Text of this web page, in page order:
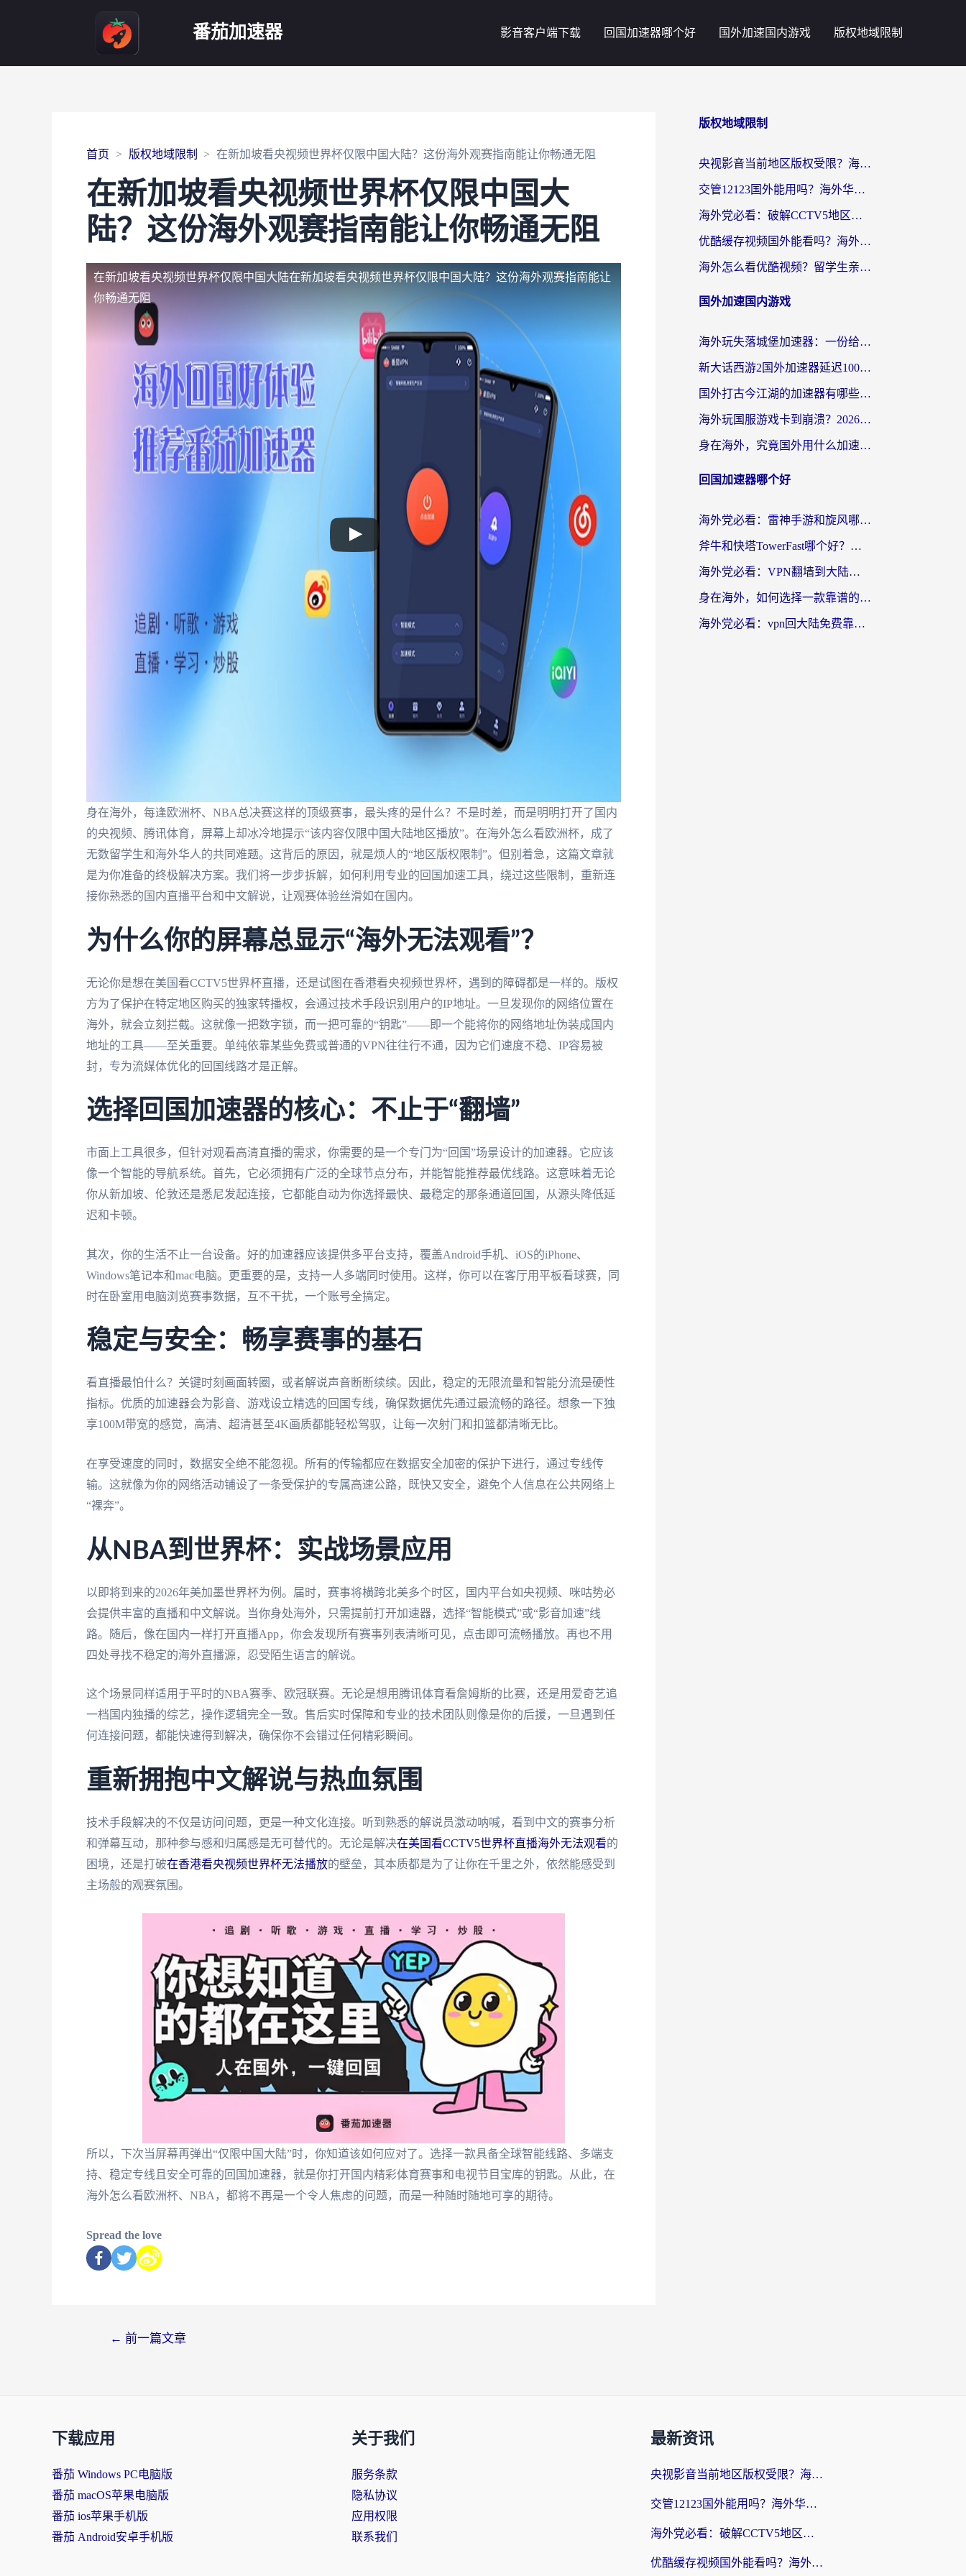
番茄加速器 影音客户端下载 回国加速器哪个好 国外加速国内游戏 版权地域限制
首页 版权地域限制 在新加坡看央视频世界杯仅限中国大陆？这份海外观赛指南能让你畅通无阻
在新加坡看央视频世界杯仅限中国大
陆？这份海外观赛指南能让你畅通无阻
在新加坡看央视频世界杯仅限中国大陆在新加坡看央视频世界杯仅限中国大陆？这份海外观赛指南能让
你畅通无阻
身在海外，每逢欧洲杯、NBA总决赛这样的顶级赛事，最头疼的是什么？不是时差，而是明明打开了国内
的央视频、腾讯体育，屏幕上却冰冷地提示“该内容仅限中国大陆地区播放”。在海外怎么看欧洲杯，成了
无数留学生和海外华人的共同难题。这背后的原因，就是烦人的“地区版权限制”。但别着急，这篇文章就
是为你准备的终极解决方案。我们将一步步拆解，如何利用专业的回国加速工具，绕过这些限制，重新连
接你熟悉的国内直播平台和中文解说，让观赛体验丝滑如在国内。
为什么你的屏幕总显示“海外无法观看”？
无论你是想在美国看CCTV5世界杯直播，还是试图在香港看央视频世界杯，遇到的障碍都是一样的。版权
方为了保护在特定地区购买的独家转播权，会通过技术手段识别用户的IP地址。一旦发现你的网络位置在
海外，就会立刻拦截。这就像一把数字锁，而一把可靠的“钥匙”——即一个能将你的网络地址伪装成国内
地址的工具——至关重要。单纯依靠某些免费或普通的VPN往往行不通，因为它们速度不稳、IP容易被
封，专为流媒体优化的回国线路才是正解。
选择回国加速器的核心：不止于“翻墙”
市面上工具很多，但针对观看高清直播的需求，你需要的是一个专门为“回国”场景设计的加速器。它应该
像一个智能的导航系统。首先，它必须拥有广泛的全球节点分布，并能智能推荐最优线路。这意味着无论
你从新加坡、伦敦还是悉尼发起连接，它都能自动为你选择最快、最稳定的那条通道回国，从源头降低延
迟和卡顿。
其次，你的生活不止一台设备。好的加速器应该提供多平台支持，覆盖Android手机、iOS的iPhone、
Windows笔记本和mac电脑。更重要的是，支持一人多端同时使用。这样，你可以在客厅用平板看球赛，同
时在卧室用电脑浏览赛事数据，互不干扰，一个账号全搞定。
稳定与安全：畅享赛事的基石
看直播最怕什么？关键时刻画面转圈，或者解说声音断断续续。因此，稳定的无限流量和智能分流是硬性
指标。优质的加速器会为影音、游戏设立精选的回国专线，确保数据优先通过最流畅的路径。想象一下独
享100M带宽的感觉，高清、超清甚至4K画质都能轻松驾驭，让每一次射门和扣篮都清晰无比。
在享受速度的同时，数据安全绝不能忽视。所有的传输都应在数据安全加密的保护下进行，通过专线传
输。这就像为你的网络活动铺设了一条受保护的专属高速公路，既快又安全，避免个人信息在公共网络上
“裸奔”。
从NBA到世界杯：实战场景应用
以即将到来的2026年美加墨世界杯为例。届时，赛事将横跨北美多个时区，国内平台如央视频、咪咕势必
会提供丰富的直播和中文解说。当你身处海外，只需提前打开加速器，选择“智能模式”或“影音加速”线
路。随后，像在国内一样打开直播App，你会发现所有赛事列表清晰可见，点击即可流畅播放。再也不用
四处寻找不稳定的海外直播源，忍受陌生语言的解说。
这个场景同样适用于平时的NBA赛季、欧冠联赛。无论是想用腾讯体育看詹姆斯的比赛，还是用爱奇艺追
一档国内独播的综艺，操作逻辑完全一致。售后实时保障和专业的技术团队则像是你的后援，一旦遇到任
何连接问题，都能快速得到解决，确保你不会错过任何精彩瞬间。
重新拥抱中文解说与热血氛围
技术手段解决的不仅是访问问题，更是一种文化连接。听到熟悉的解说员激动呐喊，看到中文的赛事分析
和弹幕互动，那种参与感和归属感是无可替代的。无论是解决在美国看CCTV5世界杯直播海外无法观看的
困境，还是打破在香港看央视频世界杯无法播放的壁垒，其本质都是为了让你在千里之外，依然能感受到
主场般的观赛氛围。
所以，下次当屏幕再弹出“仅限中国大陆”时，你知道该如何应对了。选择一款具备全球智能线路、多端支
持、稳定专线且安全可靠的回国加速器，就是你打开国内精彩体育赛事和电视节目宝库的钥匙。从此，在
海外怎么看欧洲杯、NBA，都将不再是一个令人焦虑的问题，而是一种随时随地可享的期待。
Spread the love
← 前一篇文章
版权地域限制
央视影音当前地区版权受限？海外党追剧看片的终极解决方案来了
交管12123国外能用吗？海外华人亲测有效的回国加速器选择指南
海外党必看：破解CCTV5地区限制，这样看欧洲杯奥运直播才够爽！
优酷缓存视频国外能看吗？海外党追剧看片的终极解决方案来了
海外怎么看优酷视频？留学生亲测有效的回国加速器选择指南
国外加速国内游戏
海外玩失落城堡加速器：一份给漂泊玩家的网络自救指南
新大话西游2国外加速器延迟100以下怎么办？海外党实测有效的低延迟指南
国外打古今江湖的加速器有哪些游戏？一个海外玩家的终极选择指南
海外玩国服游戏卡到崩溃？2026加速器免费推荐+实用指南（亲测有效）
身在海外，究竟国外用什么加速器打wow好？
回国加速器哪个好
海外党必看：雷神手游和旋风哪个好？3分钟选对回国加速器，无缝刷国内剧玩游戏
斧牛和快塔TowerFast哪个好？海外党如何选对回国加速器
海外党必看：VPN翻墙到大陆的实用指南——从看CCTV5到选加速器，一篇全搞定
身在海外，如何选择一款靠谱的加速国内网络的加速器？
海外党必看：vpn回大陆免费靠谱吗？3步选对加速器实现无缝刷国内资源
下载应用
番茄 Windows PC电脑版
番茄 macOS苹果电脑版
番茄 ios苹果手机版
番茄 Android安卓手机版
关于我们
服务条款
隐私协议
应用权限
联系我们
最新资讯
央视影音当前地区版权受限？海外党追剧看片的终极解决方案来了
交管12123国外能用吗？海外华人亲测有效的回国加速器选择指南
海外党必看：破解CCTV5地区限制，这样看欧洲杯奥运直播才够爽！
优酷缓存视频国外能看吗？海外党追剧看片的终极解决方案来了